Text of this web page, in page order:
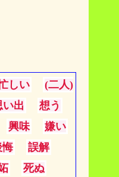
しい
(二人)
い出
想う
興味
嫌い
悔
誤解
死ぬ